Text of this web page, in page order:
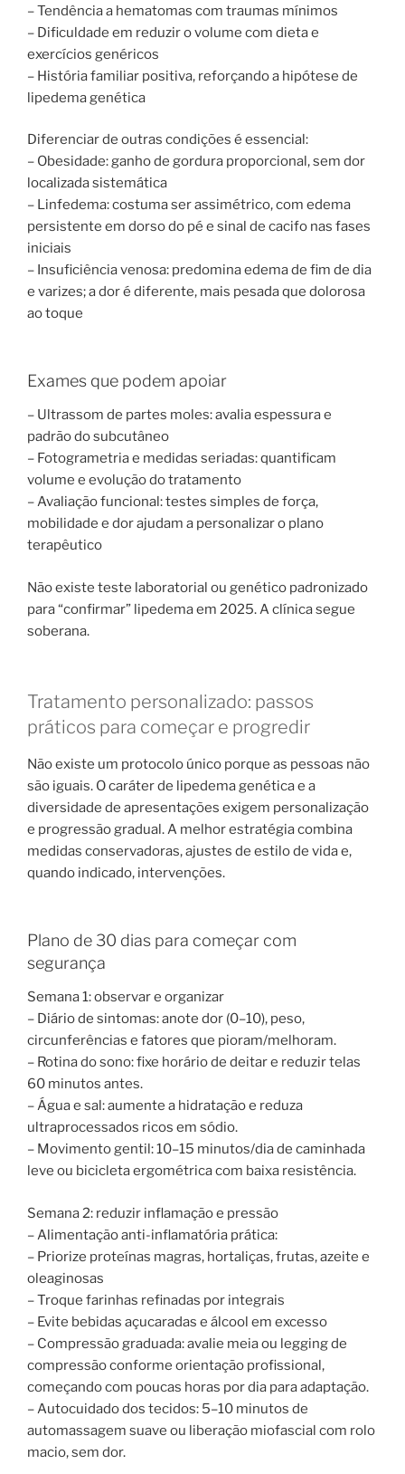
– Tendência a hematomas com traumas mínimos
– Dificuldade em reduzir o volume com dieta e
exercícios genéricos
– História familiar positiva, reforçando a hipótese de
lipedema genética
Diferenciar de outras condições é essencial:
– Obesidade: ganho de gordura proporcional, sem dor
localizada sistemática
– Linfedema: costuma ser assimétrico, com edema
persistente em dorso do pé e sinal de cacifo nas fases
iniciais
– Insuficiência venosa: predomina edema de fim de dia
e varizes; a dor é diferente, mais pesada que dolorosa
ao toque
Exames que podem apoiar
– Ultrassom de partes moles: avalia espessura e
padrão do subcutâneo
– Fotogrametria e medidas seriadas: quantificam
volume e evolução do tratamento
– Avaliação funcional: testes simples de força,
mobilidade e dor ajudam a personalizar o plano
terapêutico
Não existe teste laboratorial ou genético padronizado
para “confirmar” lipedema em 2025. A clínica segue
soberana.
Tratamento personalizado: passos
práticos para começar e progredir
Não existe um protocolo único porque as pessoas não
são iguais. O caráter de lipedema genética e a
diversidade de apresentações exigem personalização
e progressão gradual. A melhor estratégia combina
medidas conservadoras, ajustes de estilo de vida e,
quando indicado, intervenções.
Plano de 30 dias para começar com
segurança
Semana 1: observar e organizar
– Diário de sintomas: anote dor (0–10), peso,
circunferências e fatores que pioram/melhoram.
– Rotina do sono: fixe horário de deitar e reduzir telas
60 minutos antes.
– Água e sal: aumente a hidratação e reduza
ultraprocessados ricos em sódio.
– Movimento gentil: 10–15 minutos/dia de caminhada
leve ou bicicleta ergométrica com baixa resistência.
Semana 2: reduzir inflamação e pressão
– Alimentação anti-inflamatória prática:
– Priorize proteínas magras, hortaliças, frutas, azeite e
oleaginosas
– Troque farinhas refinadas por integrais
– Evite bebidas açucaradas e álcool em excesso
– Compressão graduada: avalie meia ou legging de
compressão conforme orientação profissional,
começando com poucas horas por dia para adaptação.
– Autocuidado dos tecidos: 5–10 minutos de
automassagem suave ou liberação miofascial com rolo
macio, sem dor.